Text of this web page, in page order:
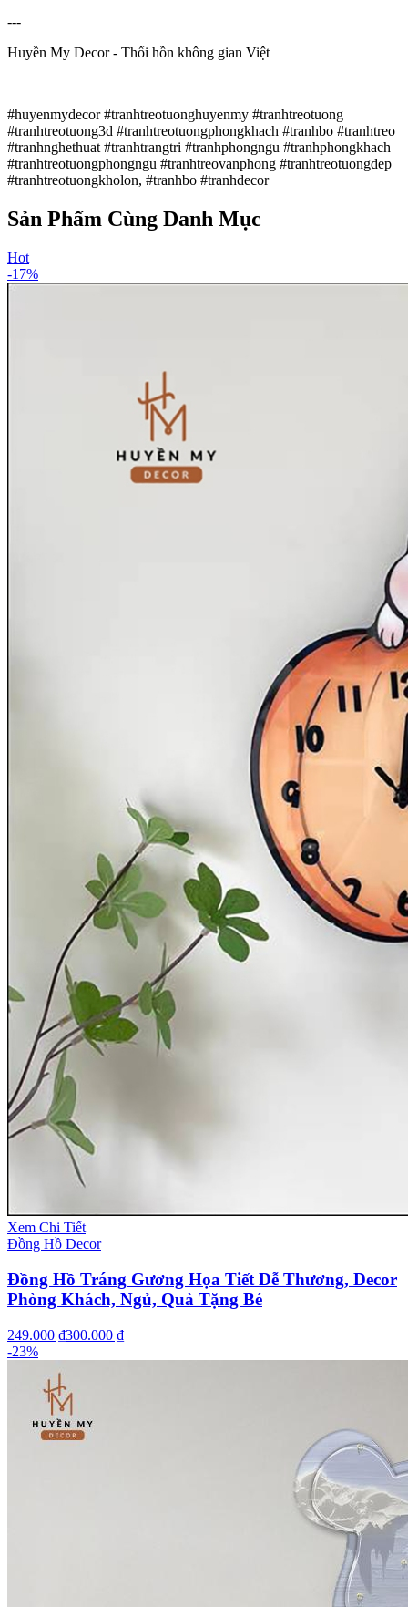
---
Huyền My Decor - Thổi hồn không gian Việt
#huyenmydecor #tranhtreotuonghuyenmy #tranhtreotuong
#tranhtreotuong3d #tranhtreotuongphongkhach #tranhbo #tranhtreo
#tranhnghethuat #tranhtrangtri #tranhphongngu #tranhphongkhach
#tranhtreotuongphongngu #tranhtreovanphong #tranhtreotuongdep
#tranhtreotuongkholon, #tranhbo #tranhdecor
Sản Phẩm Cùng Danh Mục
Hot
-17%
Xem Chi Tiết
Đồng Hồ Decor
Đồng Hồ Tráng Gương Họa Tiết Dễ Thương, Decor
Phòng Khách, Ngủ, Quà Tặng Bé
249.000 ₫300.000 ₫
-23%